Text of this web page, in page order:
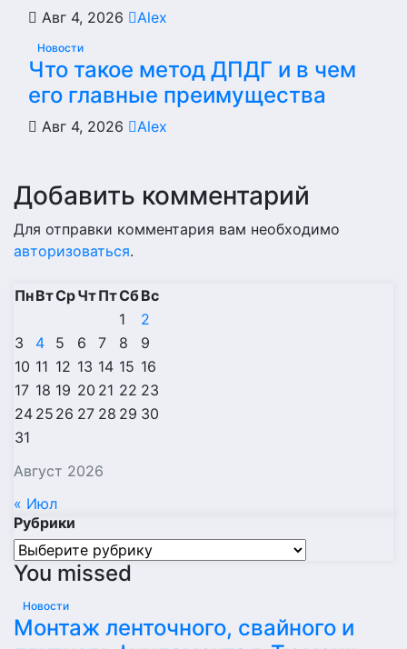
Авг 4, 2026 Alex
Новости
Что такое метод ДПДГ и в чем
его главные преимущества
Авг 4, 2026 Alex
Добавить комментарий
Для отправки комментария вам необходимо
авторизоваться.
Август 2026
ПнВтСрЧтПтСбВс
1
2
3
4 5 6 7 8
9
10 11 12 13 14 15 16
17 18 19 20 21 22 23
24 25 26 27 28 29 30
31
« Июл
Рубрики
Рубрики
You missed
Новости
Монтаж ленточного, свайного и